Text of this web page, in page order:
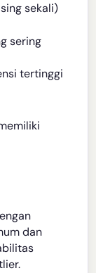
sekali)
sering
tertinggi
dan